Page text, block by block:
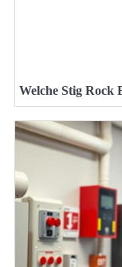
Welche Stig Rock